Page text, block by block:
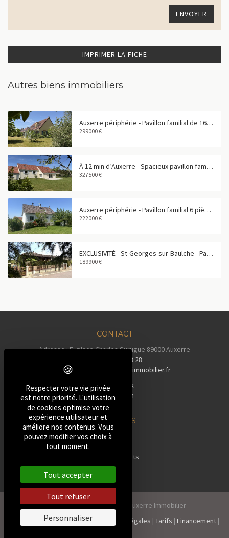
IMPRIMER LA FICHE
Autres biens immobiliers
Auxerre périphérie - Pavillon familial de 165 m² avec garage double
299000 €
À 12 min d’Auxerre - Spacieux pavillon familial de 180 m²
327500 €
Auxerre périphérie - Pavillon familial 6 pièces avec sous-sol total
222000 €
EXCLUSIVITÉ - St-Georges-sur-Baulche - Pavillon 4 pièces avec vie de plain-pied
189900 €
CONTACT
Adresse : 5, place Charles Surugue 89000 Auxerre
03 86 72 28 28
Email :
contact@auxerreimmobilier.fr
Facebook
Instagram
Tiktok
NOS BIENS
»Maisons
Appartements
»Terrains
2026, Tous droits réservés Auxerre Immobilier
Politique de confidentialité
Mentions Légales | Tarifs | Financement |
Respecter votre vie privée
est notre priorité. L'utilisation
de cookies optimise votre
expérience utilisateur et
améliore nos contenus. Vous
pouvez modifier vos choix à
tout moment.
Tout accepter
Tout refuser
Personnaliser